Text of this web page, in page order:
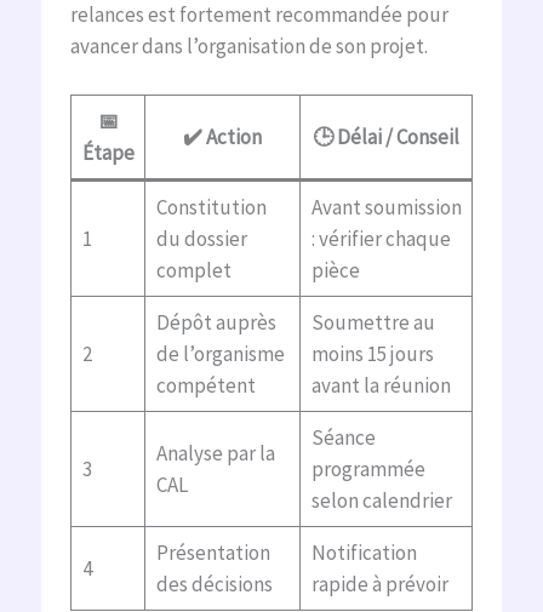
relances est fortement recommandée pour
avancer dans l’organisation de son projet.
📅
Étape
✔️ Action 🕒 Délai / Conseil
1
Constitution
du dossier
complet
Avant soumission
: vérifier chaque
pièce
2
Dépôt auprès
de l’organisme
compétent
Soumettre au
moins 15 jours
avant la réunion
3
Analyse par la
CAL
Séance
programmée
selon calendrier
4
Présentation
des décisions
Notification
rapide à prévoir